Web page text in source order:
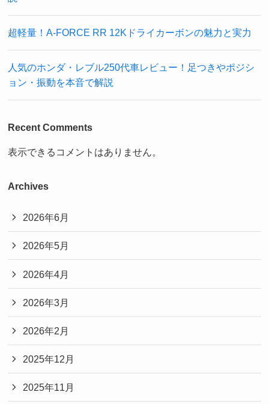
超軽量！A-FORCE RR 12Kドライカーボンの魅力と実力
人気のホンダ・レブル250代車レビュー！足つきやポジシ
ョン・振動を本音で解説
Recent Comments
表示できるコメントはありません。
Archives
2026年6月
2026年5月
2026年4月
2026年3月
2026年2月
2025年12月
2025年11月